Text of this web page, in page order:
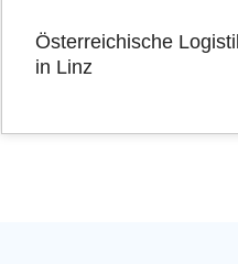
Österreichische
in Linz